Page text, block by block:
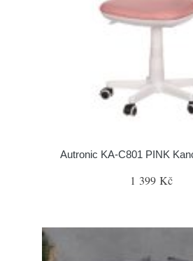
Autronic KA-C801 PINK
1 399 Kč